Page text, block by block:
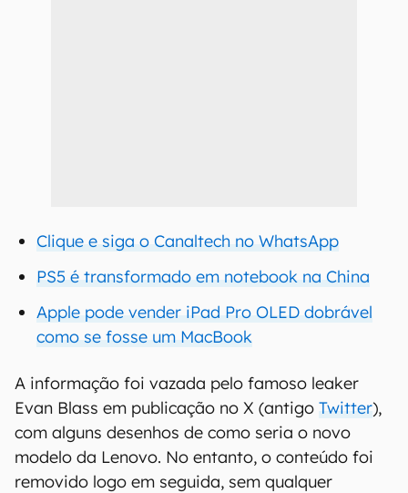
Clique e siga o Canaltech no WhatsApp
PS5 é transformado em notebook na China
Apple pode vender iPad Pro OLED dobrável
como se fosse um MacBook
A informação foi vazada pelo famoso leaker
Evan Blass em publicação no X (antigo Twitter),
com alguns desenhos de como seria o novo
modelo da Lenovo. No entanto, o conteúdo foi
removido logo em seguida, sem qualquer